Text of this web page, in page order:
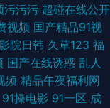
污污污 超碰在线公开
视频 国产精品91视
院日韩 久草123 福
国产在线诱惑 乱人
频 精品午夜福利网
91操电影 91一区 成